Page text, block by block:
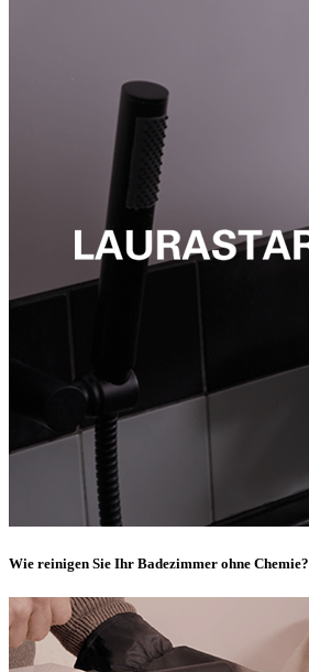
Wie reinigen Sie Ihr Badezimmer ohne Chemie?